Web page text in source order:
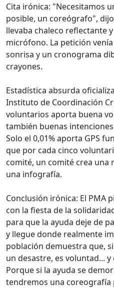
Cita irónica: "Necesitamos
posible, un coreógrafo",
llevaba chaleco reflectante
micrófono. La petición
sonrisa y un cronograma
crayones.
Estadística absurda
Instituto de Coordinación
voluntarios aporta buena
también buenas
Solo el 0,01% aporta GPS
que por cada cinco
comité, un comité crea una
una infografía.
Conclusión irónica: El PMA
con la fiesta de la
para que la ayuda deje de
y llegue donde realmente
población demuestra que,
un desastre, es voluntad...
Porque si la ayuda se
tendremos una coreografía